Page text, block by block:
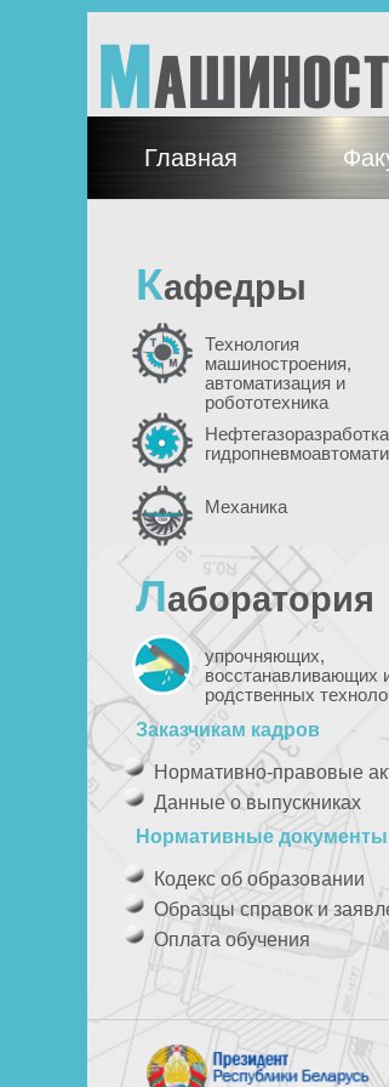
М
Главная
Кафедры
Технология
машиностроения,
автоматизация и
робототехника
Механика
Лаборатория
упрочняющих,
восстанавливающих
родственных
Заказчикам кадров
Нормативно-правовые
Данные о выпускниках
Нормативные документы
Кодекс об образовании
Образцы справок и
Оплата обучения